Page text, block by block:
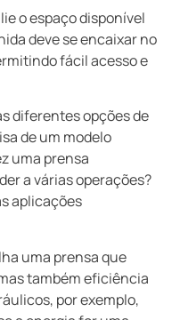
o espaço disponível
deve se encaixar no
fácil acesso e
diferentes opções de
de um modelo
uma prensa
a várias operações?
aplicações
uma prensa que
também eficiência
por exemplo,